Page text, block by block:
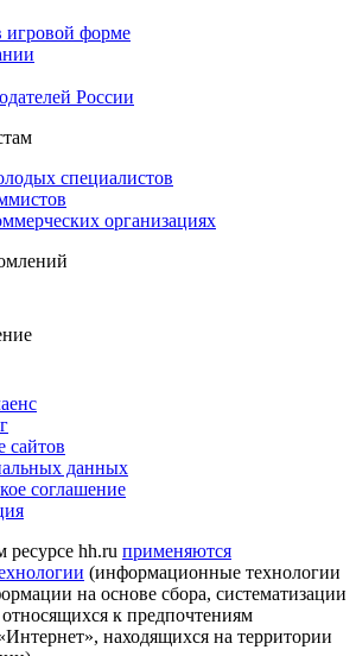
форме
России
специалистов
организациях
сайтов
данных
соглашение
hh.ru применяются
(информационные технологии
на основе сбора, систематизации
к предпочтениям
находящихся на территории